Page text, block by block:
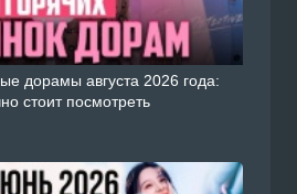
дорамы августа 2026 года:
стоит посмотреть